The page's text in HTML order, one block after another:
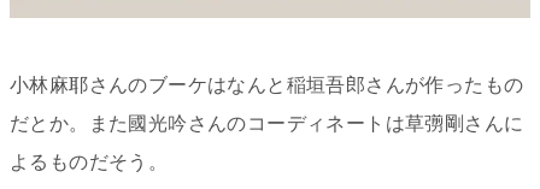
小林麻耶さんのブーケはなんと稲垣吾郎さんが作ったもの
だとか。また國光吟さんのコーディネートは草彅剛さんに
よるものだそう。